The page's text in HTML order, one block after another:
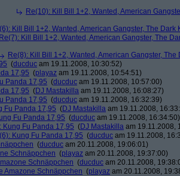
Re(10): Kill Bill 1+2, Wanted, American
Kill Bill 1+2, Wanted, American Gangster, The Dark
Re(7): Kill Bill 1+2, Wanted, American Gangster, The
Re(8): Kill Bill 1+2, Wanted, American Gangster, The
(ducduc am 19.11.2008, 10:30:52)
17,95 (playaz am 19.11.2008, 10:54:51)
Panda 17,95 (ducduc am 19.11.2008, 10:57:00)
17,95 (DJ Mastakilla am 19.11.2008, 16:08:27)
Panda 17,95 (ducduc am 19.11.2008, 16:32:39)
Fu Panda 17,95 (DJ Mastakilla am 19.11.2008,
Fu Panda 17,95 (ducduc am 19.11.2008, 16:34:50)
Kung Fu Panda 17,95 (DJ Mastakilla am 19.11.2008,
Kung Fu Panda 17,95 (ducduc am 19.11.2008,
(ducduc am 20.11.2008, 19:06:01)
Schnäppchen (playaz am 20.11.2008, 19:37:00)
Schnäppchen (ducduc am 20.11.2008,
Amazone Schnäppchen (playaz am 20.11.2008,